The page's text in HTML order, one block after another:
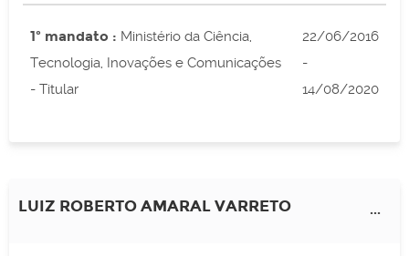
1º mandato : Ministério da Ciência,
Tecnologia, Inovações e Comunicações
- Titular
22/06/2016
-
14/08/2020
LUIZ ROBERTO AMARAL VARRETO ...